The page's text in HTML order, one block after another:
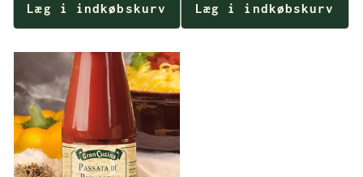
Læg i indkøbskurv Læg i indkøbskurv